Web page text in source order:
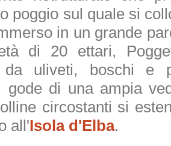
poggio sul quale si
in un grande
di 20 ettari,
da uliveti, boschi e
gode di una ampia
circostanti si
all'Isola d'Elba.